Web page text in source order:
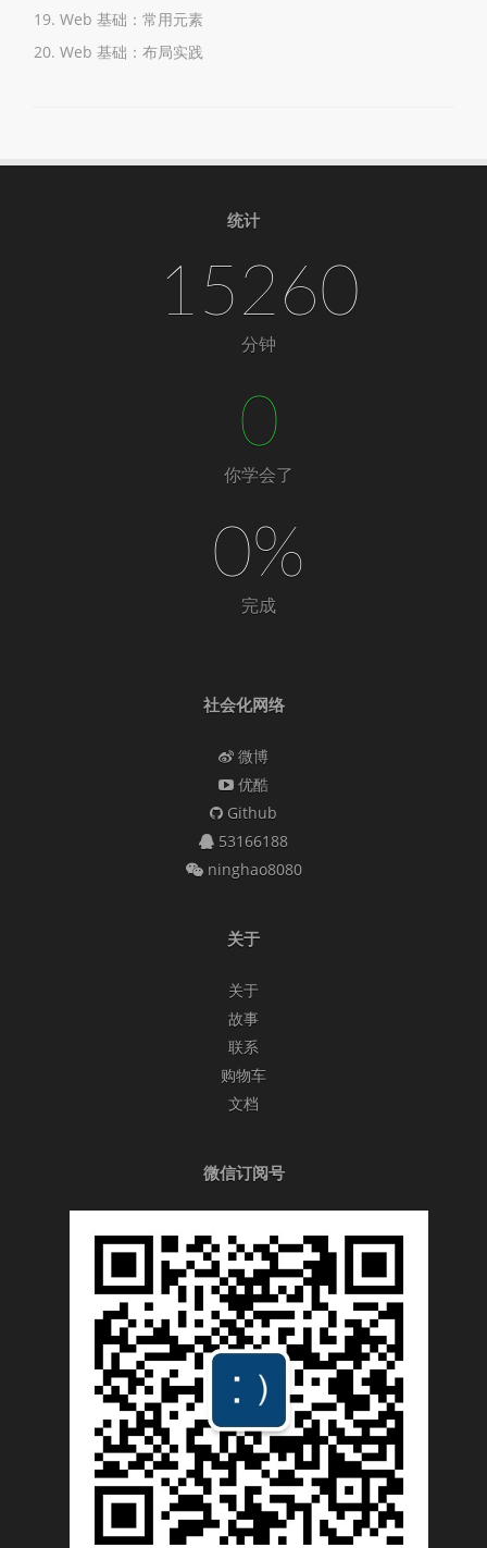
Web 基础：常用元素
Web 基础：布局实践
统计
15260
分钟
0
你学会了
0%
完成
社会化网络
微博
优酷
Github
53166188
ninghao8080
关于
关于
故事
联系
购物车
文档
微信订阅号